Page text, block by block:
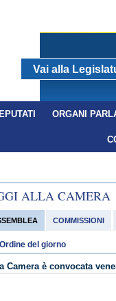
Vai alla
ORGANI
ALLA CAMERA
Ordine del giorno
Camera è convocata
COMMISSIONI